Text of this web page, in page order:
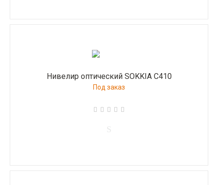
Нивелир оптический SOKKIA С410
Под заказ